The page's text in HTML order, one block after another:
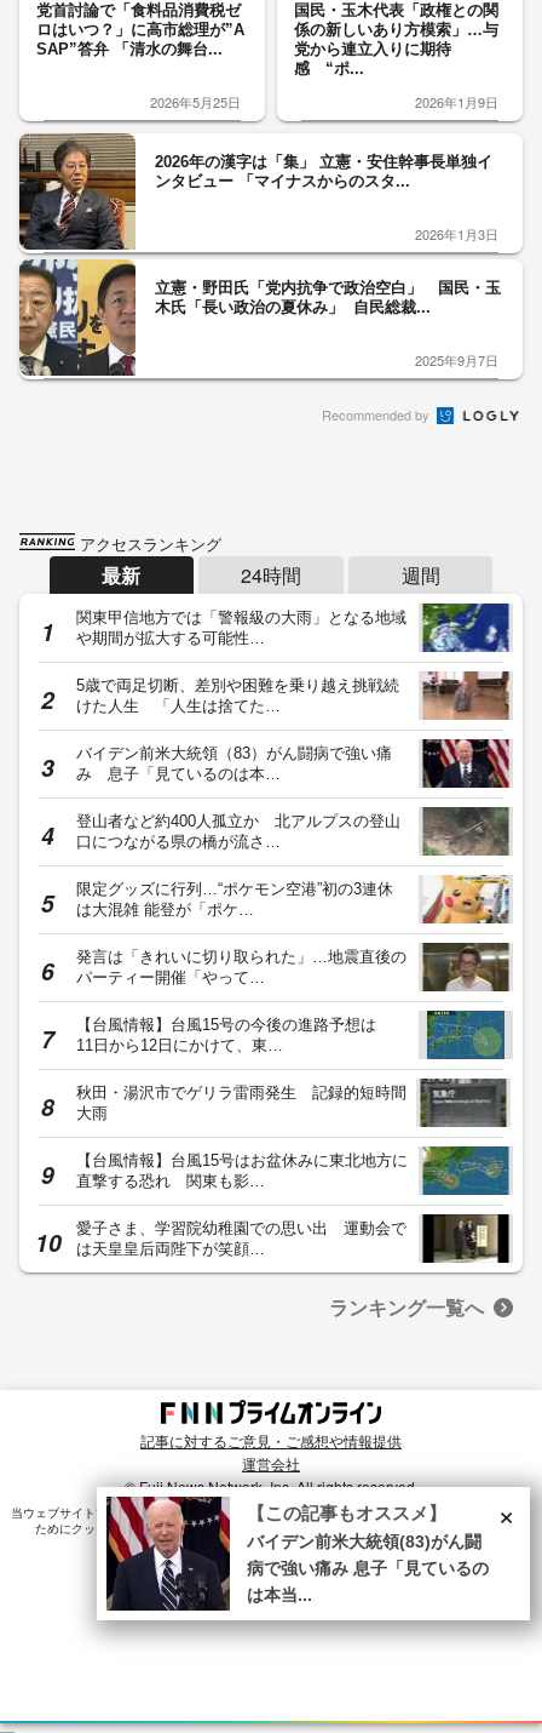
党首討論で「食料品消費税ゼ
ロはいつ？」に高市総理が”A
SAP”答弁 「清水の舞台...
2026年5月25日
国民・玉木代表「政権との関
係の新しいあり方模索」…与
党から連立入りに期待
感 “ポ...
2026年1月9日
2026年の漢字は「集」 立憲・安住幹事長単独イ
ンタビュー 「マイナスからのスタ...
2026年1月3日
立憲・野田氏「党内抗争で政治空白」 国民・玉
木氏「長い政治の夏休み」 自民総裁...
2025年9月7日
Recommended by
アクセスランキング
最新 24時間 週間
関東甲信地方では「警報級の大雨」となる地域
や期間が拡大する可能性…
5歳で両足切断、差別や困難を乗り越え挑戦続
けた人生 「人生は捨てた…
バイデン前米大統領（83）がん闘病で強い痛
み 息子「見ているのは本…
登山者など約400人孤立か 北アルプスの登山
口につながる県の橋が流さ…
限定グッズに行列…“ポケモン空港”初の3連休
は大混雑 能登が「ポケ…
発言は「きれいに切り取られた」…地震直後の
パーティー開催「やって…
【台風情報】台風15号の今後の進路予想は
11日から12日にかけて、東…
秋田・湯沢市でゲリラ雷雨発生 記録的短時間
大雨
【台風情報】台風15号はお盆休みに東北地方に
直撃する恐れ 関東も影…
愛子さま、学習院幼稚園での思い出 運動会で
は天皇皇后両陛下が笑顔…
ランキング一覧へ
記事に対するご意見・ご感想や情報提供
運営会社
© Fuji News Network, Inc. All rights reserved.
当ウェブサイトでは、ユーザのニーズ・興味・関⼼に合致したコンテンツや広告配信を提供する
ためにクッキーを使⽤しています。詳細は、
プライバシーポリシー をご確認ください。×
【この記事もオススメ】
バイデン前米大統領(83)がん闘
病で強い痛み 息子「見ているの
は本当...